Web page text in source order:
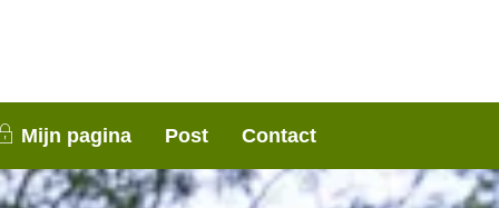
Mijn pagina Post Contact
3 weken contact met je op. Dank voor